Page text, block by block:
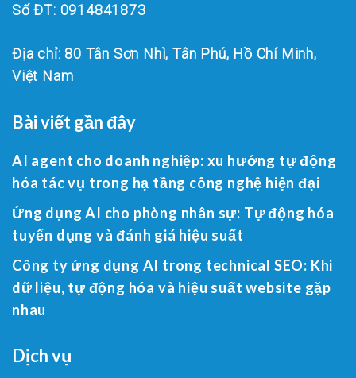
Số ĐT: 0914841873
Địa chỉ: 80 Tân Sơn Nhì, Tân Phú, Hồ Chí Minh,
Việt Nam
Bài viết gần đây
AI agent cho doanh nghiệp: xu hướng tự động
hóa tác vụ trong hạ tầng công nghệ hiện đại
Ứng dụng AI cho phòng nhân sự: Tự động hóa
tuyển dụng và đánh giá hiệu suất
Công ty ứng dụng AI trong technical SEO: Khi
dữ liệu, tự động hóa và hiệu suất website gặp
nhau
Dịch vụ